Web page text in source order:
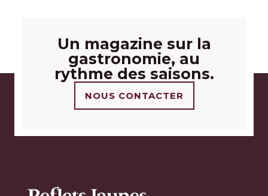
Un magazine sur la
gastronomie, au
rythme des saisons.
NOUS CONTACTER